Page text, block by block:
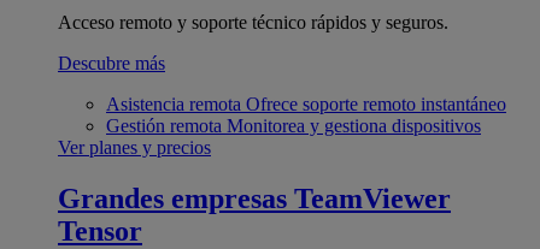
Acceso remoto y soporte técnico rápidos y seguros.
Descubre más
Asistencia remota Ofrece soporte remoto instantáneo
Gestión remota Monitorea y gestiona dispositivos
Ver planes y precios
Grandes empresas TeamViewer
Tensor